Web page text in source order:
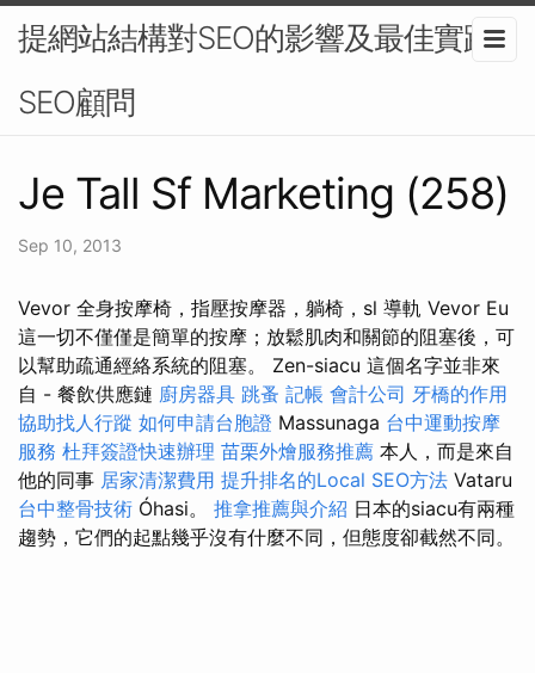
提網站結構對SEO的影響及最佳實踐-
SEO顧問
Je Tall Sf Marketing (258)
Sep 10, 2013
Vevor 全身按摩椅，指壓按摩器，躺椅，sl 導軌 Vevor Eu
這一切不僅僅是簡單的按摩；放鬆肌肉和關節的阻塞後，可
以幫助疏通經絡系統的阻塞。 Zen-siacu 這個名字並非來
自 - 餐飲供應鏈 廚房器具 跳蚤 記帳 會計公司 牙橋的作用
協助找人行蹤 如何申請台胞證 Massunaga 台中運動按摩
服務 杜拜簽證快速辦理 苗栗外燴服務推薦 本人，而是來自
他的同事 居家清潔費用 提升排名的Local SEO方法 Vataru
台中整骨技術 Óhasi。 推拿推薦與介紹 日本的siacu有兩種
趨勢，它們的起點幾乎沒有什麼不同，但態度卻截然不同。